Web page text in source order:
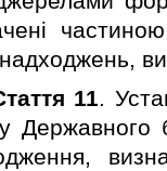
11.
Державного